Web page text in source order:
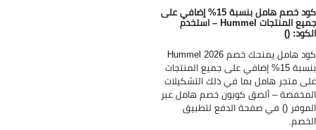
كود خصم هامل بنسبة 15% إضافي على
جميع المنتجات Hummel – استخدم
()
كود هامل يمنحك خصم Hummel 2026
بنسبة 15% إضافي على جميع المنتجات
متجر هامل بما في ذلك التشكيلات
– ألصق كوبون خصم هامل عبر
() في صفحة الدفع لتطبيق